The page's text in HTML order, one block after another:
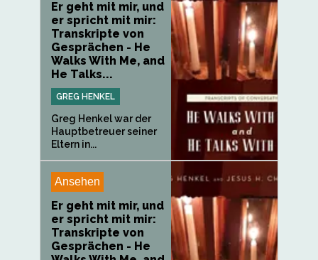
Er geht mit mir, und
er spricht mit mir:
Transkripte von
Gesprächen - He
Walks With Me, and
He Talks...
GREG HENKEL
Greg Henkel war der
Hauptbetreuer seiner
Eltern in...
Ansehen
Er geht mit mir, und
er spricht mit mir:
Transkripte von
Gesprächen - He